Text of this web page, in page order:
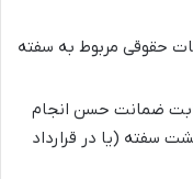
حقوقی مربوط به سفته
ضمانت حسن انجام
سفته (یا در قرارداد